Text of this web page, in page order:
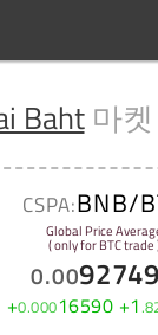
Baht마켓
CSPA:BNB/
Global Price
( only for BTC trade
0.00
+0.00016590 +1.